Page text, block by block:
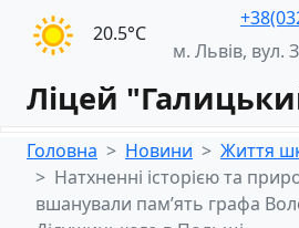
20.5°С
м. Львів, вул.
Ліцей
Головна Новини
Життя
Натхненні історією та
вшанували пам’ять графа